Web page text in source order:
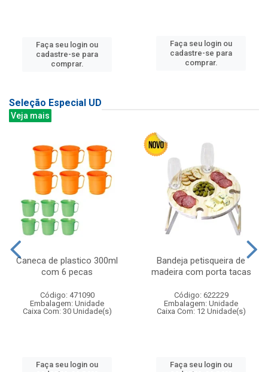
Faça seu login ou
cadastre-se para
comprar.
Faça seu login ou
cadastre-se para
comprar.
Seleção Especial UD
Veja mais
Caneca de plastico 300ml
com 6 pecas
Código: 471090
Embalagem: Unidade
Caixa Com: 30 Unidade(s)
Faça seu login ou
Bandeja petisqueira de
madeira com porta tacas
Código: 622229
Embalagem: Unidade
Caixa Com: 12 Unidade(s)
Faça seu login ou